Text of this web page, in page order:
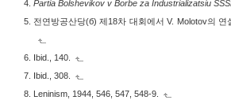
Partia Bolshevikov v Borbe za Industrializatsiu
전연방공산당(б) 제18차 대회에서 V. Molotov의 연
Ibid., 140.
Ibid., 308.
Leninism, 1944, 546, 547, 548-9.